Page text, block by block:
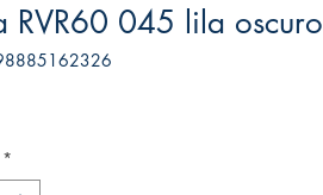
RVR60 045 lila oscuro
*